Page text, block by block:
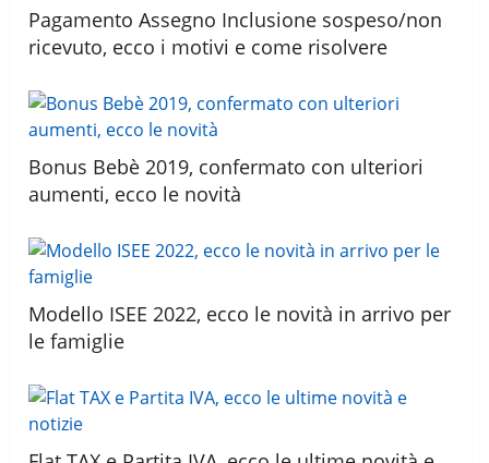
Pagamento Assegno Inclusione sospeso/non
ricevuto, ecco i motivi e come risolvere
Bonus Bebè 2019, confermato con ulteriori
aumenti, ecco le novità
Modello ISEE 2022, ecco le novità in arrivo per
le famiglie